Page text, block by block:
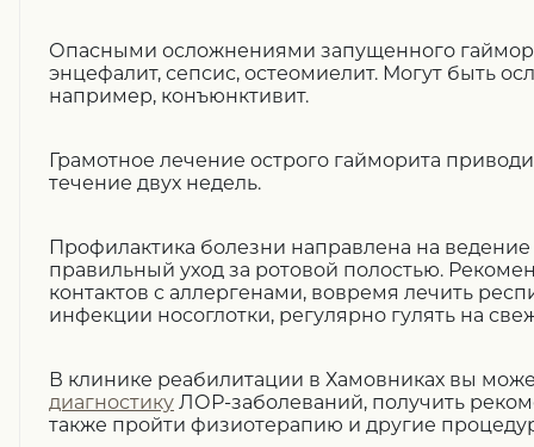
Опасными осложнениями запущенного
энцефалит, сепсис, остеомиелит. Могут быть
например, конъюнктивит.
Грамотное лечение острого гайморита
течение двух недель.
Профилактика болезни направлена на
правильный уход за ротовой полостью.
контактов с аллергенами, вовремя лечить
инфекции носоглотки, регулярно гулять на
В клинике реабилитации в Хамовниках вы
диагностику ЛОР-заболеваний, получить
также пройти физиотерапию и другие